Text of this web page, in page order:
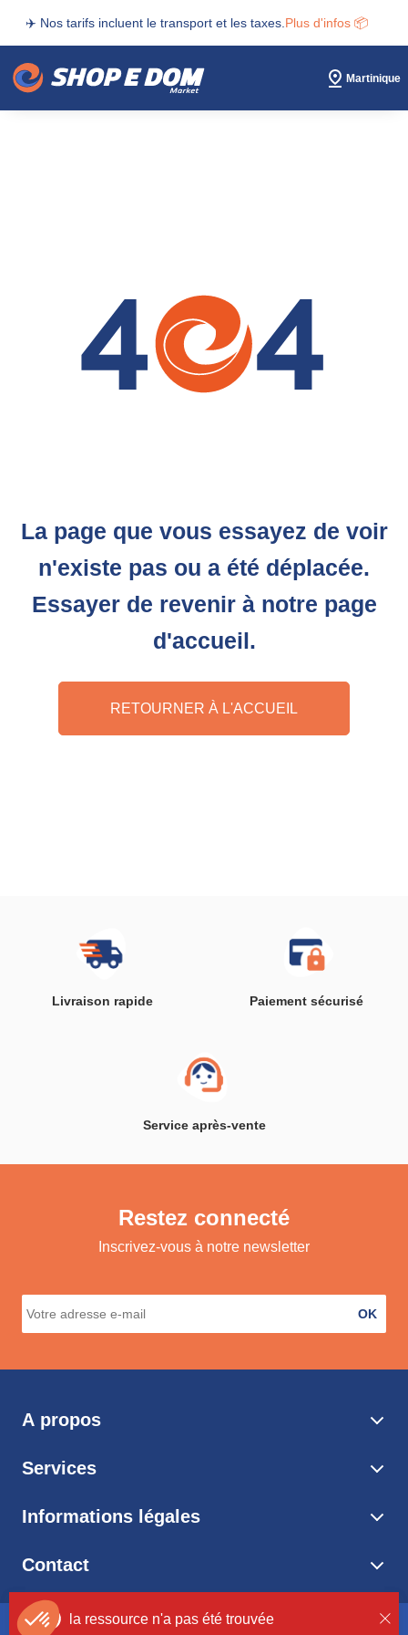
✈️ Nos tarifs incluent le transport et les taxes. Plus d'infos 📦
Martinique
La page que vous essayez de voir
n'existe pas ou a été déplacée.
Essayer de revenir à notre page
d'accueil.
RETOURNER À L'ACCUEIL
la ressource n'a pas été trouvée
la ressource n'a pas été trouvée
Livraison rapide Paiement sécurisé
Service après-vente
Restez connecté
Inscrivez-vous à notre newsletter
OK
A propos
Services
Informations légales
Contact
© 2026 Shop E Dom